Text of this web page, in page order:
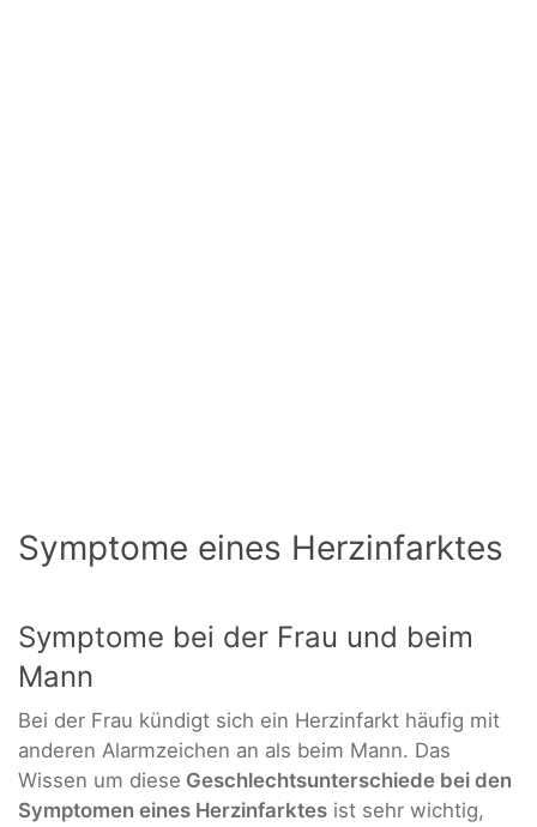
Symptome eines Herzinfarktes
Symptome bei der Frau und beim
Mann
Bei der Frau kündigt sich ein Herzinfarkt häufig mit
anderen Alarmzeichen an als beim Mann. Das
Wissen um diese Geschlechtsunterschiede bei den
Symptomen eines Herzinfarktes ist sehr wichtig,